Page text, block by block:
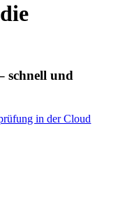
schnell und
in der Cloud